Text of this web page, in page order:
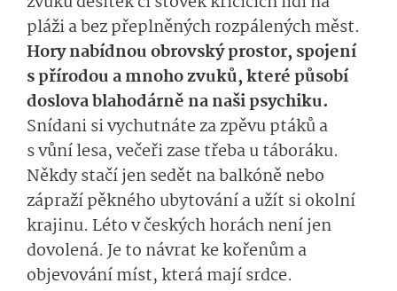
pláži a bez přeplněných rozpálených měst.
Hory nabídnou obrovský prostor, spojení
s přírodou a mnoho zvuků, které působí
doslova blahodárně na naši psychiku.
Snídani si vychutnáte za zpěvu ptáků a
s vůní lesa, večeři zase třeba u táboráku.
Někdy stačí jen sedět na balkóně nebo
zápraží pěkného ubytování a užít si okolní
krajinu. Léto v českých horách není jen
dovolená. Je to návrat ke kořenům a
objevování míst, která mají srdce.